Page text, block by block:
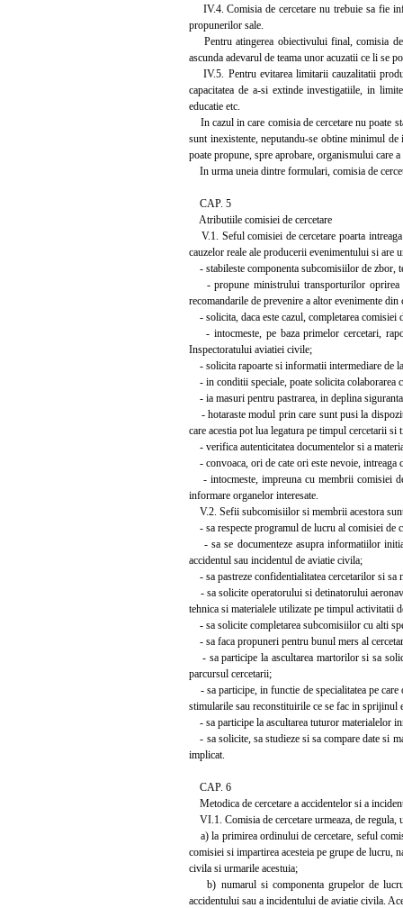
IV.4. Comisia de cercetare nu trebuie sa fie
propunerilor sale.
Pentru atingerea obiectivului final, comisia de
ascunda adevarul de teama unor acuzatii ce li se
IV.5. Pentru evitarea limitarii cauzalitatii
capacitatea de a-si extinde investigatiile, in
educatie etc.
In cazul in care comisia de cercetare nu poate
sunt inexistente, neputandu-se obtine minimul
poate propune, spre aprobare, organismului care
In urma uneia dintre formulari, comisia de
CAP. 5
Atributiile comisiei de cercetare
V.1. Seful comisiei de cercetare poarta
cauzelor reale ale producerii evenimentului si are
- stabileste componenta subcomisiilor de zbor,
- propune ministrului transporturilor oprirea
recomandarile de prevenire a altor evenimente din
- solicita, daca este cazul, completarea comisiei
- intocmeste, pe baza primelor cercetari,
Inspectoratului aviatiei civile;
- solicita rapoarte si informatii intermediare de
- in conditii speciale, poate solicita colaborarea
- ia masuri pentru pastrarea, in deplina
- hotaraste modul prin care sunt pusi la
care acestia pot lua legatura pe timpul cercetarii
- verifica autenticitatea documentelor si a
- convoaca, ori de cate ori este nevoie, intreaga
- intocmeste, impreuna cu membrii comisiei
informare organelor interesate.
V.2. Sefii subcomisiilor si membrii acestora
- sa respecte programul de lucru al comisiei de
- sa se documenteze asupra informatiilor
accidentul sau incidentul de aviatie civila;
- sa pastreze confidentialitatea cercetarilor si sa
- sa solicite operatorului si detinatorului
tehnica si materialele utilizate pe timpul activitatii
- sa solicite completarea subcomisiilor cu alti
- sa faca propuneri pentru bunul mers al
- sa participe la ascultarea martorilor si sa
parcursul cercetarii;
- sa participe, in functie de specialitatea pe care
stimularile sau reconstituirile ce se fac in sprijinul
- sa participe la ascultarea tuturor materialelor
- sa solicite, sa studieze si sa compare date si
implicat.
CAP. 6
Metodica de cercetare a accidentelor si a
VI.1. Comisia de cercetare urmeaza, de regula,
a) la primirea ordinului de cercetare, seful
comisiei si impartirea acesteia pe grupe de lucru,
civila si urmarile acestuia;
b) numarul si componenta grupelor de
accidentului sau a incidentului de aviatie civila.